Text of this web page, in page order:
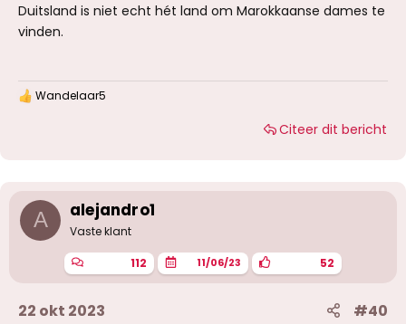
Duitsland is niet echt hét land om Marokkaanse dames te
vinden.
W
n
g
Wandelaar5
Citeer dit bericht
A alejandro1
Vaste klant
112 11/06/23 52
22 okt 2023 #40